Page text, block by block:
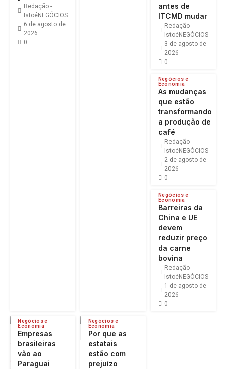
Redação -
IstoéNEGÓCIOS
6 de agosto de
2026
0
antes de
ITCMD mudar
Redação -
IstoéNEGÓCIOS
3 de agosto de
2026
0
Negócios e
Economia
As mudanças
que estão
transformando
a produção de
café
Redação -
IstoéNEGÓCIOS
2 de agosto de
2026
0
Negócios e
Economia
Barreiras da
China e UE
devem
reduzir preço
da carne
bovina
Redação -
IstoéNEGÓCIOS
1 de agosto de
2026
0
Negócios e
Economia
Empresas
brasileiras
vão ao
Paraguai
Negócios e
Economia
Por que as
estatais
estão com
prejuízo